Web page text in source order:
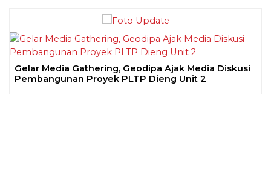
Gelar Media Gathering, Geodipa Ajak Media Diskusi
Pembangunan Proyek PLTP Dieng Unit 2